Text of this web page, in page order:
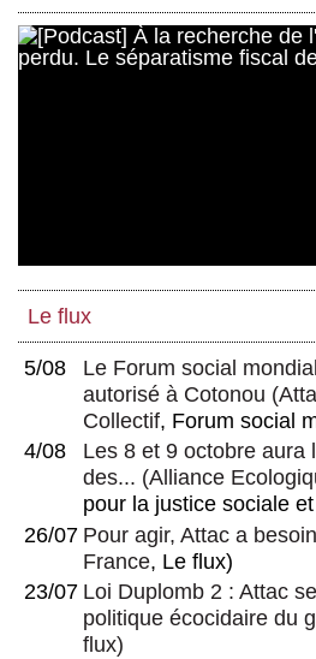
Le flux
5/08
Le Forum social
autorisé à Cotonou (
Collectif, Forum social
4/08
Les 8 et 9 octobre aura
des... (Alliance
pour la justice sociale
26/07 Pour agir, Attac a
France, Le flux)
23/07 Loi Duplomb 2 : Attac
politique écocidaire du
flux)